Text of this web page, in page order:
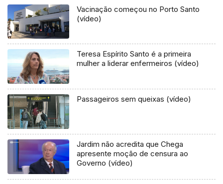
Vacinação começou no Porto Santo
(vídeo)
Teresa Espírito Santo é a primeira
mulher a liderar enfermeiros (vídeo)
Passageiros sem queixas (vídeo)
Jardim não acredita que Chega
apresente moção de censura ao
Governo (vídeo)